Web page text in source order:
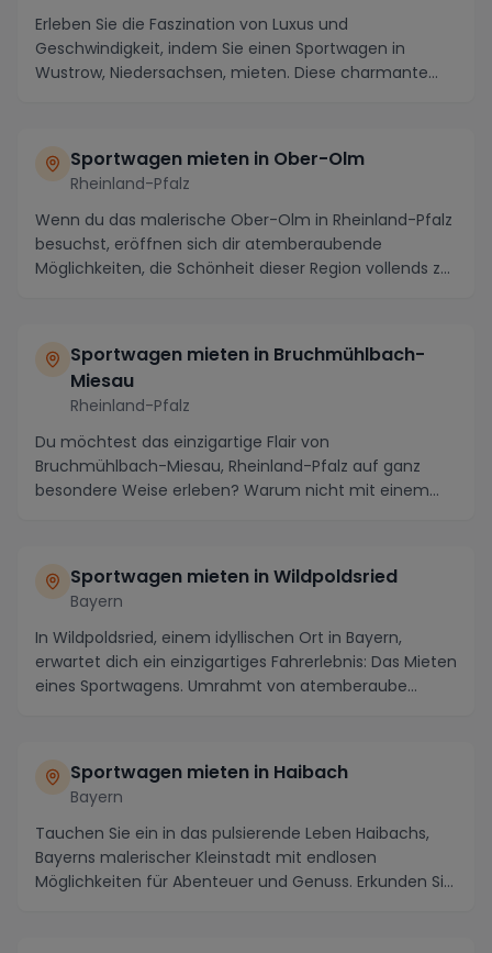
Erleben Sie die Faszination von Luxus und
Geschwindigkeit, indem Sie einen Sportwagen in
Wustrow, Niedersachsen, mieten. Diese charmante
Sportwagen mieten in Ober-Olm
Rheinland-Pfalz
Wenn du das malerische Ober-Olm in Rheinland-Pfalz
besuchst, eröffnen sich dir atemberaubende
Möglichkeiten, die Schönheit dieser Region vollends zu
Sportwagen mieten in Bruchmühlbach-
Miesau
Rheinland-Pfalz
Du möchtest das einzigartige Flair von
Bruchmühlbach-Miesau, Rheinland-Pfalz auf ganz
besondere Weise erleben? Warum nicht mit einem
Sportwagen mieten in Wildpoldsried
Bayern
In Wildpoldsried, einem idyllischen Ort in Bayern,
erwartet dich ein einzigartiges Fahrerlebnis: Das Mieten
eines Sportwagens. Umrahmt von atemberaube...
Sportwagen mieten in Haibach
Bayern
Tauchen Sie ein in das pulsierende Leben Haibachs,
Bayerns malerischer Kleinstadt mit endlosen
Möglichkeiten für Abenteuer und Genuss. Erkunden Sie